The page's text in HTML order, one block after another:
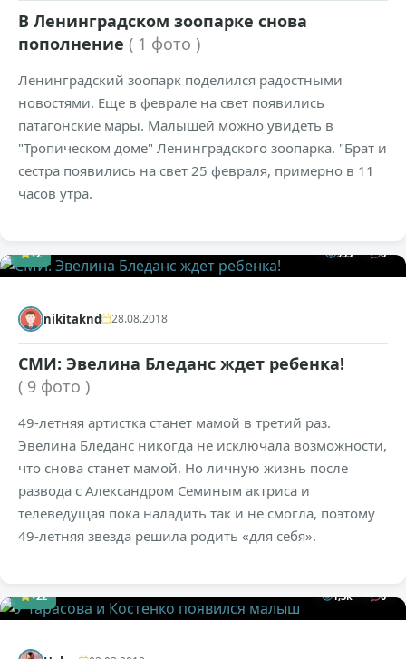
В Ленинградском зоопарке снова
пополнение ( 1 фото )
Ленинградский зоопарк поделился радостными
новостями. Еще в феврале на свет появились
патагонские мары. Малышей можно увидеть в
"Тропическом доме" Ленинградского зоопарка. "Брат и
сестра появились на свет 25 февраля, примерно в 11
часов утра.
+2 953 0
nikitaknd 28.08.2018
СМИ: Эвелина Бледанс ждет ребенка!
( 9 фото )
49-летняя артистка станет мамой в третий раз.
Эвелина Бледанс никогда не исключала возможности,
что снова станет мамой. Но личную жизнь после
развода с Александром Семиным актриса и
телеведущая пока наладить так и не смогла, поэтому
49-летняя звезда решила родить «для себя».
+22 1,3к 0